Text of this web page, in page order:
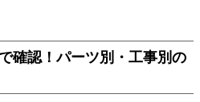
確認！パーツ別・工事別の